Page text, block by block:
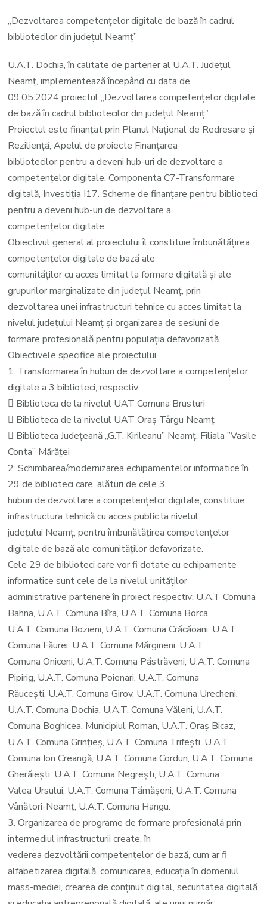
–
,,
competențelor
digitale
de
bază
în
cadrul
bibliotecilor
din
județul
Neamț”
„Dezvoltarea competențelor digitale de bază în cadrul
bibliotecilor din județul Neamț”
U.A.T. Dochia, în calitate de partener al U.A.T. Județul
Neamț, implementează începând cu data de
09.05.2024 proiectul „Dezvoltarea competențelor digitale
de bază în cadrul bibliotecilor din județul Neamț”.
Proiectul este finanțat prin Planul Național de Redresare și
Reziliență, Apelul de proiecte Finanțarea
bibliotecilor pentru a deveni hub-uri de dezvoltare a
competențelor digitale, Componenta C7-Transformare
digitală, Investiția I17. Scheme de finanțare pentru biblioteci
pentru a deveni hub-uri de dezvoltare a
competențelor digitale.
Obiectivul general al proiectului îl constituie îmbunătățirea
competențelor digitale de bază ale
comunităților cu acces limitat la formare digitală și ale
grupurilor marginalizate din județul Neamț, prin
dezvoltarea unei infrastructuri tehnice cu acces limitat la
nivelul județului Neamț și organizarea de sesiuni de
formare profesională pentru populația defavorizată.
Obiectivele specifice ale proiectului
1. Transformarea în huburi de dezvoltare a competențelor
digitale a 3 biblioteci, respectiv:
 Biblioteca de la nivelul UAT Comuna Brusturi
 Biblioteca de la nivelul UAT Oraș Târgu Neamț
 Biblioteca Județeană ,,G.T. Kirileanu” Neamț, Filiala ”Vasile
Conta” Mărăței
2. Schimbarea/modernizarea echipamentelor informatice în
29 de biblioteci care, alături de cele 3
huburi de dezvoltare a competențelor digitale, constituie
infrastructura tehnică cu acces public la nivelul
județului Neamț, pentru îmbunătățirea competențelor
digitale de bază ale comunităților defavorizate.
Cele 29 de biblioteci care vor fi dotate cu echipamente
informatice sunt cele de la nivelul unităților
administrative partenere în proiect respectiv: U.A.T Comuna
Bahna, U.A.T. Comuna Bîra, U.A.T. Comuna Borca,
U.A.T. Comuna Bozieni, U.A.T. Comuna Crăcăoani, U.A.T
Comuna Făurei, U.A.T. Comuna Mărgineni, U.A.T.
Comuna Oniceni, U.A.T. Comuna Păstrăveni, U.A.T. Comuna
Pipirig, U.A.T. Comuna Poienari, U.A.T. Comuna
Răucești, U.A.T. Comuna Girov, U.A.T. Comuna Urecheni,
U.A.T. Comuna Dochia, U.A.T. Comuna Văleni, U.A.T.
Comuna Boghicea, Municipiul Roman, U.A.T. Oraș Bicaz,
U.A.T. Comuna Grințieș, U.A.T. Comuna Trifești, U.A.T.
Comuna Ion Creangă, U.A.T. Comuna Cordun, U.A.T. Comuna
Gherăiești, U.A.T. Comuna Negrești, U.A.T. Comuna
Valea Ursului, U.A.T. Comuna Tămășeni, U.A.T. Comuna
Vânători-Neamț, U.A.T. Comuna Hangu.
3. Organizarea de programe de formare profesională prin
intermediul infrastructurii create, în
vederea dezvoltării competențelor de bază, cum ar fi
alfabetizarea digitală, comunicarea, educația în domeniul
mass-mediei, crearea de conținut digital, securitatea digitală